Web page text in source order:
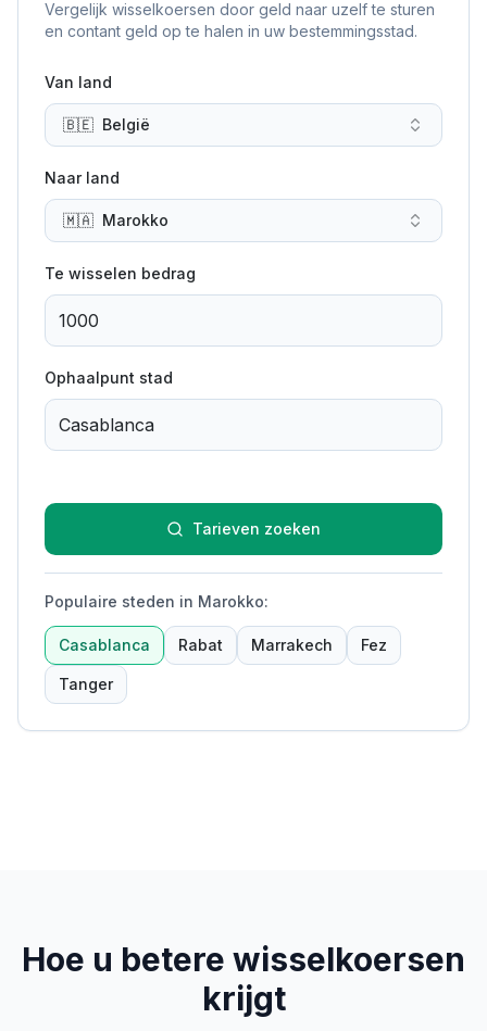
Vergelijk wisselkoersen door geld naar uzelf te sturen
en contant geld op te halen in uw bestemmingsstad.
Van land
🇧🇪 België
Naar land
🇲🇦 Marokko
Te wisselen bedrag
Ophaalpunt stad
Tarieven zoeken
Populaire steden in Marokko:
Casablanca Rabat Marrakech Fez
Tanger
Hoe u betere wisselkoersen
krijgt